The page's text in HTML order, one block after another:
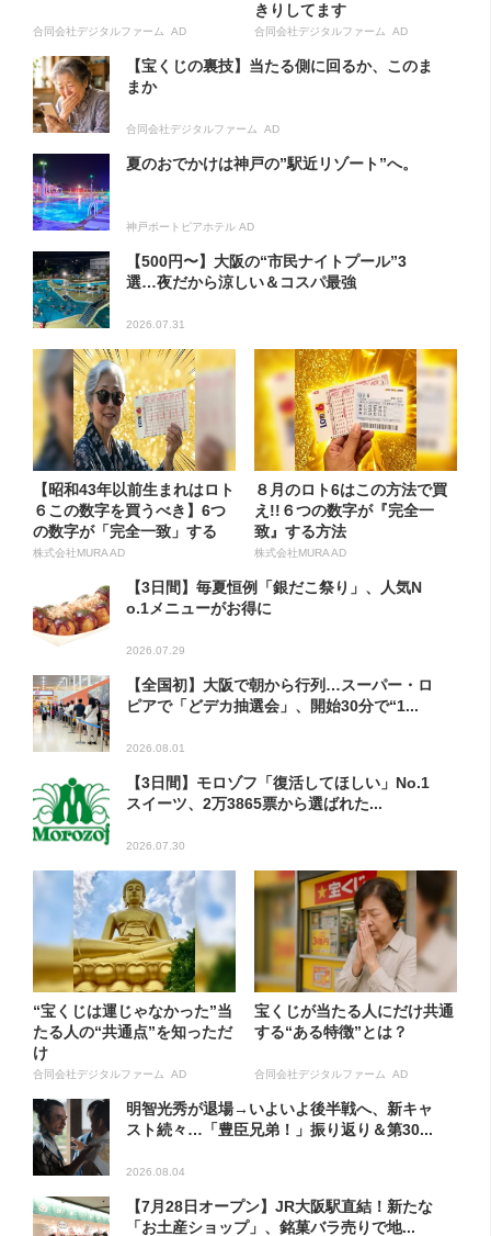
合同会社デジタルファーム AD
きりしてます
合同会社デジタルファーム AD
【宝くじの裏技】当たる側に回るか、このま
まか
合同会社デジタルファーム AD
夏のおでかけは神戸の”駅近リゾート”へ。
神戸ポートピアホテル AD
【500円〜】大阪の“市民ナイトプール”3
選…夜だから涼しい＆コスパ最強
2026.07.31
【昭和43年以前生まれはロト
６この数字を買うべき】6つ
の数字が「完全一致」する
方...
株式会社MURA AD
８月のロト6はこの方法で買
え!!６つの数字が『完全一
致』する方法
株式会社MURA AD
【3日間】毎夏恒例「銀だこ祭り」、人気N
o.1メニューがお得に
2026.07.29
【全国初】大阪で朝から行列…スーパー・ロ
ピアで「どデカ抽選会」、開始30分で“1...
2026.08.01
【3日間】モロゾフ「復活してほしい」No.1
スイーツ、2万3865票から選ばれた...
2026.07.30
“宝くじは運じゃなかった”当
たる人の“共通点”を知っただ
け
合同会社デジタルファーム AD
宝くじが当たる人にだけ共通
する“ある特徴”とは？
合同会社デジタルファーム AD
明智光秀が退場→いよいよ後半戦へ、新キャ
スト続々…「豊臣兄弟！」振り返り＆第30...
2026.08.04
【7月28日オープン】JR大阪駅直結！新たな
「お土産ショップ」、銘菓バラ売りで地...